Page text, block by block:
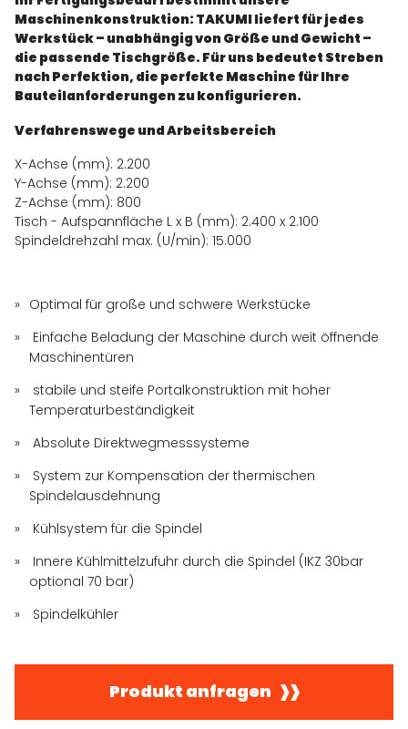
Maschinenkonstruktion: TAKUMI liefert für jedes
Werkstück – unabhängig von Größe und Gewicht –
die passende Tischgröße. Für uns bedeutet Streben
nach Perfektion, die perfekte Maschine für Ihre
Bauteilanforderungen zu konfigurieren.
Verfahrenswege und Arbeitsbereich
X-Achse (mm): 2.200
Y-Achse (mm): 2.200
Z-Achse (mm): 800
Tisch - Aufspannfläche L x B (mm): 2.400 x 2.100
Spindeldrehzahl max. (U/min): 15.000
Optimal für große und schwere Werkstücke
Einfache Beladung der Maschine durch weit öffnende
Maschinentüren
stabile und steife Portalkonstruktion mit hoher
Temperaturbeständigkeit
Absolute Direktwegmesssysteme
System zur Kompensation der thermischen
Spindelausdehnung
Kühlsystem für die Spindel
Innere Kühlmittelzufuhr durch die Spindel (IKZ 30bar
optional 70 bar)
Spindelkühler
Produkt anfragen